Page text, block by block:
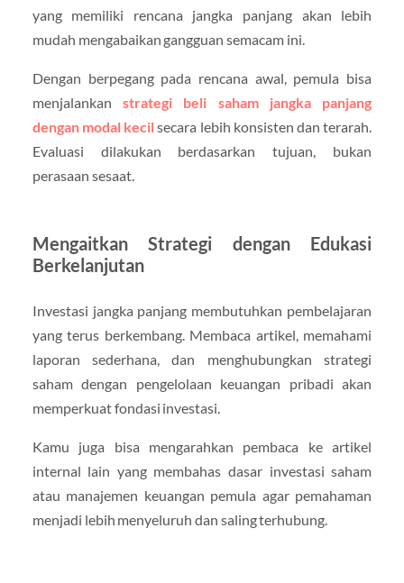
yang memiliki rencana jangka panjang akan lebih
mudah mengabaikan gangguan semacam ini.
Dengan berpegang pada rencana awal, pemula bisa
menjalankanstrategi beli saham jangka panjang
dengan modal kecil secara lebih konsisten dan terarah.
Evaluasi dilakukan berdasarkan tujuan, bukan
perasaan sesaat.
Mengaitkan Strategi dengan Edukasi
Berkelanjutan
Investasi jangka panjang membutuhkan pembelajaran
yang terus berkembang. Membaca artikel, memahami
laporan sederhana, dan menghubungkan strategi
saham dengan pengelolaan keuangan pribadi akan
memperkuat fondasi investasi.
Kamu juga bisa mengarahkan pembaca ke artikel
internal lain yang membahas dasar investasi saham
atau manajemen keuangan pemula agar pemahaman
menjadi lebih menyeluruh dan saling terhubung.